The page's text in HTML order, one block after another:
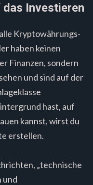
Investieren
Kryptowährungs-
haben keinen
Finanzen, sondern
und sind auf der
hast, auf
kannst, wirst du
erstellen.
„technische
und